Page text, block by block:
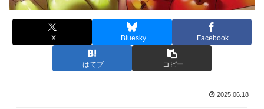
X Bluesky Facebook
はてブ コピー
2025.06.18